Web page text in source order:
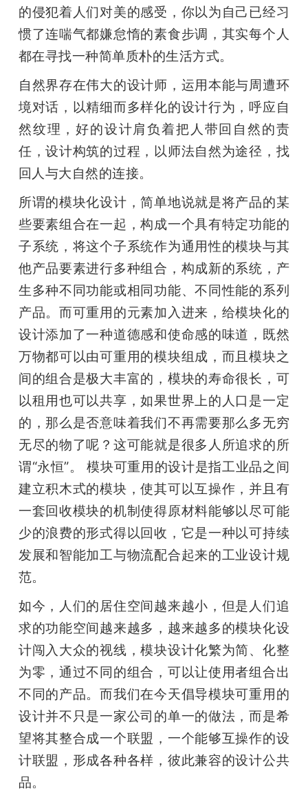
的侵犯着人们对美的感受，你以为自己已经习
惯了连喘气都嫌怠惰的素食步调，其实每个人
都在寻找一种简单质朴的生活方式。
自然界存在伟大的设计师，运用本能与周遭环
境对话，以精细而多样化的设计行为，呼应自
然纹理，好的设计肩负着把人带回自然的责
任，设计构筑的过程，以师法自然为途径，找
回人与大自然的连接。
所谓的模块化设计，简单地说就是将产品的某
些要素组合在一起，构成一个具有特定功能的
子系统，将这个子系统作为通用性的模块与其
他产品要素进行多种组合，构成新的系统，产
生多种不同功能或相同功能、不同性能的系列
产品。而可重用的元素加入进来，给模块化的
设计添加了一种道德感和使命感的味道，既然
万物都可以由可重用的模块组成，而且模块之
间的组合是极大丰富的，模块的寿命很长，可
以租用也可以共享，如果世界上的人口是一定
的，那么是否意味着我们不再需要那么多无穷
无尽的物了呢？这可能就是很多人所追求的所
谓“永恒”。 模块可重用的设计是指工业品之间
建立积木式的模块，使其可以互操作，并且有
一套回收模块的机制使得原材料能够以尽可能
少的浪费的形式得以回收，它是一种以可持续
发展和智能加工与物流配合起来的工业设计规
范。
如今，人们的居住空间越来越小，但是人们追
求的功能空间越来越多，越来越多的模块化设
计闯入大众的视线，模块设计化繁为简、化整
为零，通过不同的组合，可以让使用者组合出
不同的产品。而我们在今天倡导模块可重用的
设计并不只是一家公司的单一的做法，而是希
望将其整合成一个联盟，一个能够互操作的设
计联盟，形成各种各样，彼此兼容的设计公共
品。